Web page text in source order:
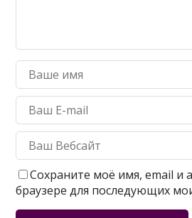
Сохраните моё имя, email и
браузере для последующих